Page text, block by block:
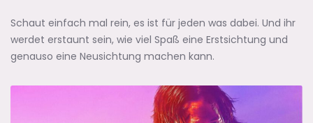
Schaut einfach mal rein, es ist für jeden was dabei. Und ihr
werdet erstaunt sein, wie viel Spaß eine Erstsichtung und
genauso eine Neusichtung machen kann.